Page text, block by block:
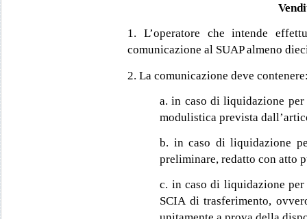
1. L’operatore che intende
comunicazione al SUAP almeno
2. La comunicazione deve
a. in caso di liquidazione
modulistica prevista
b. in caso di liquidazione
preliminare, redatto con atto
c. in caso di liquidazione
SCIA di trasferimento,